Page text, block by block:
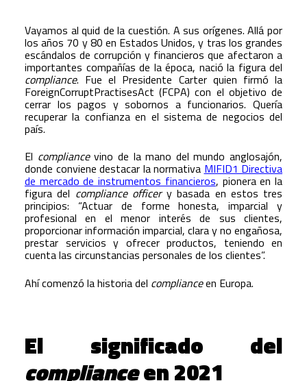
Vayamos al quid de la cuestión. A sus orígenes. Allá por
los años 70 y 80 en Estados Unidos, y tras los grandes
escándalos de corrupción y financieros que afectaron a
importantes compañías de la época, nació la figura del
compliance. Fue el Presidente Carter quien firmó la
ForeignCorruptPractisesAct (FCPA) con el objetivo de
cerrar los pagos y sobornos a funcionarios. Quería
recuperar la confianza en el sistema de negocios del
país.
El compliancevino de la mano del mundo anglosajón,
donde conviene destacar la normativa MIFID1 Directiva
de mercado de instrumentos financieros, pionera en la
figura del compliance officery basada en estos tres
principios: “Actuar de forme honesta, imparcial y
profesional en el menor interés de sus clientes,
proporcionar información imparcial, clara y no engañosa,
prestar servicios y ofrecer productos, teniendo en
cuenta las circunstancias personales de los clientes”.
Ahí comenzó la historia del complianceen Europa.
El significado del
complianceen 2021